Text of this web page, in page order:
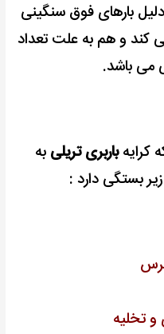
بارهای فوق سنگینی
کند و هم به علت تعداد
می باشد.
کرایهباربری تریلی به
بستگی دارد :
تخلیه